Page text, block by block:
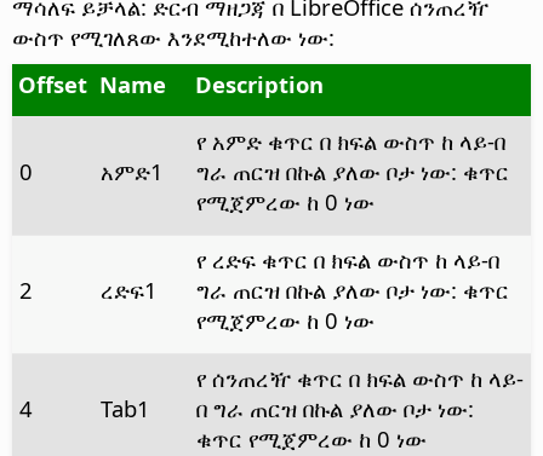
ማሳለፍ ይቻላል: ድርብ ማዘጋጃ በ LibreOffice ሰንጠረዥ
ውስጥ የሚገለጸው እንደሚከተለው ነው:
Offset Name Description
0 አምድ1
የ አምድ ቁጥር በ ክፍል ውስጥ ከ ላይ-በ
ግራ ጠርዝ በኩል ያለው ቦታ ነው: ቁጥር
የሚጀምረው ከ 0 ነው
2 ረድፍ1
የ ረድፍ ቁጥር በ ክፍል ውስጥ ከ ላይ-በ
ግራ ጠርዝ በኩል ያለው ቦታ ነው: ቁጥር
የሚጀምረው ከ 0 ነው
4 Tab1
የ ሰንጠረዥ ቁጥር በ ክፍል ውስጥ ከ ላይ-
በ ግራ ጠርዝ በኩል ያለው ቦታ ነው:
ቁጥር የሚጀምረው ከ 0 ነው